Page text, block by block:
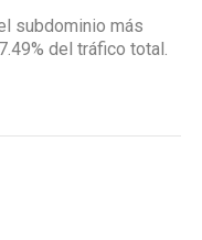
subdominio más
del tráfico total.